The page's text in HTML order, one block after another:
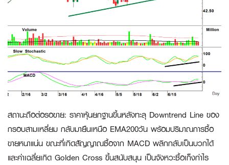
สถานะถือต่อรอขาย: ราคาหุ้นยกฐานขึ้นหลังทะลุ Downtrend Line ของ
กรอบสามเหลี่ยม กลับมายืนเหนือ EMA200วัน พร้อมปริมาณการซื้อ
ขายหนาแน่น ขณะที่เกิดสัญญาณซื้อจาก MACD พลิกกลับเป็นบวกได้
และค่าเฉลี่ยเกิด Golden Cross ขึ้นสนับสนุน เป็นจังหวะซื้อเก็งกำไร